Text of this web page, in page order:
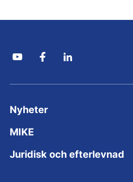
Nyheter
MIKE
Juridisk och efterlevnad